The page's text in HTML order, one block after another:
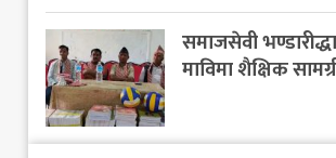
समाजसेवी
माविमा शैक्षिक